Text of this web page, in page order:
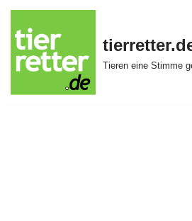
Zum
Inhalt
springen
Tieren eine Stimme